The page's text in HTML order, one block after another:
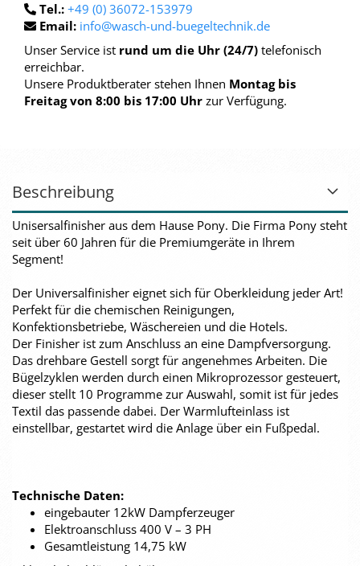
Tel.: +49 (0) 36072-153979
Email: info@wasch-und-buegeltechnik.de
Unser Service ist rund um die Uhr (24/7) telefonisch
erreichbar.
Unsere Produktberater stehen Ihnen Montag bis
Freitag von 8:00 bis 17:00 Uhr zur Verfügung.
Beschreibung
Unisersalfinisher aus dem Hause Pony. Die Firma Pony steht
seit über 60 Jahren für die Premiumgeräte in Ihrem
Segment!
Der Universalfinisher eignet sich für Oberkleidung jeder Art!
Perfekt für die chemischen Reinigungen,
Konfektionsbetriebe, Wäschereien und die Hotels.
Der Finisher ist zum Anschluss an eine Dampfversorgung.
Das drehbare Gestell sorgt für angenehmes Arbeiten. Die
Bügelzyklen werden durch einen Mikroprozessor gesteuert,
dieser stellt 10 Programme zur Auswahl, somit ist für jedes
Textil das passende dabei. Der Warmlufteinlass ist
einstellbar, gestartet wird die Anlage über ein Fußpedal.
Technische Daten:
eingebauter 12kW Dampferzeuger
Elektroanschluss 400 V – 3 PH
Gesamtleistung 14,75 kW